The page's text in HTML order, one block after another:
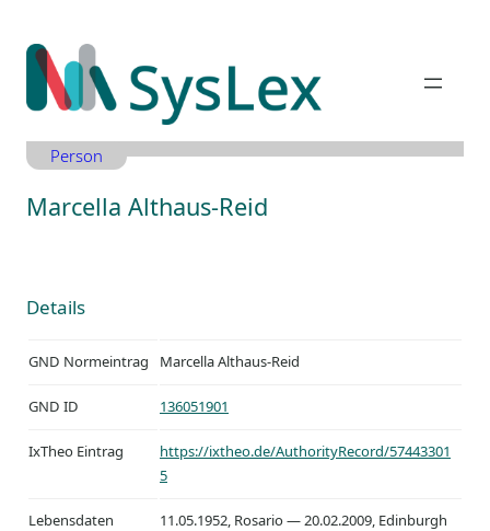
Inhalt
springen
Person
Marcella Althaus-Reid
Details
GND Normeintrag Marcella Althaus-Reid
GND ID 136051901
IxTheo Eintrag
https://ixtheo.de/AuthorityRecord/57443301
5
Lebensdaten 11.05.1952, Rosario — 20.02.2009, Edinburgh